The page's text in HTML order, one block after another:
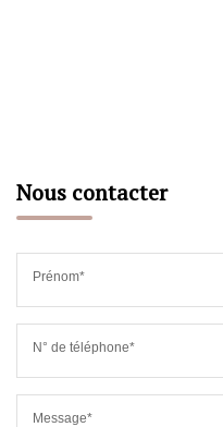
Nous contacter
Prénom*
N° de téléphone*
Message*